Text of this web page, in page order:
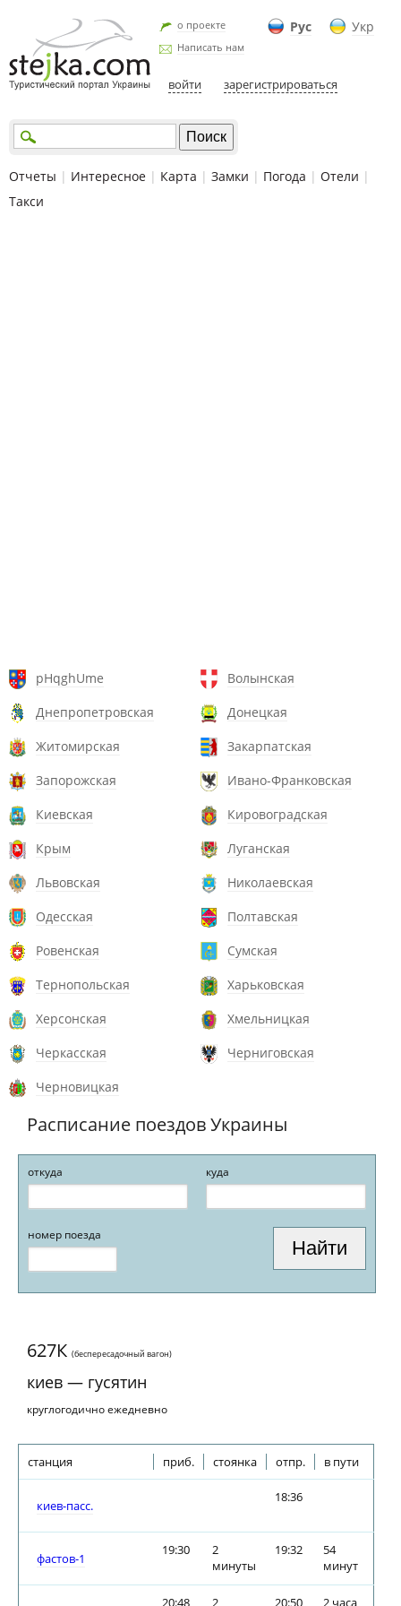
Рус Укр
о проекте
Написать нам
войти зарегистрироваться
Отчеты | Интересное | Карта | Замки | Погода | Отели |
Такси
pHqghUme
Волынская
Днепропетровская
Донецкая
Житомирская
Закарпатская
Запорожская
Ивано-Франковская
Киевская
Кировоградская
Крым
Луганская
Львовская
Николаевская
Одесская
Полтавская
Ровенская
Сумская
Тернопольская
Харьковская
Херсонская
Хмельницкая
Черкасская
Черниговская
Черновицкая
Расписание поездов Украины
откуда куда
номер поезда
627К (беспересадочный вагон)
киев — гусятин
круглогодично ежедневно
станция приб. стоянка отпр. в пути
киев-пасс.
18:36
фастов-1
19:30
2
минуты
19:32
54
минут
20:48 2 20:50 2 часа